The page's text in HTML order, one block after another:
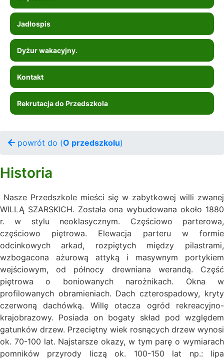
Jadłospis
Dyżur wakacyjny.
Kontakt
Rekrutacja do Przedszkola
powrót do (O przedszkolu)
Historia
Nasze Przedszkole mieści się w zabytkowej willi zwanej
WILLĄ SZARSKICH. Została ona wybudowana około 1880
r. w stylu neoklasycznym. Częściowo parterowa,
częściowo piętrowa. Elewacja parteru w formie
odcinkowych arkad, rozpiętych między pilastrami,
wzbogacona ażurową attyką i masywnym portykiem
wejściowym, od północy drewniana werandą. Część
piętrowa o boniowanych narożnikach. Okna w
profilowanych obramieniach. Dach czterospadowy, kryty
czerwoną dachówką. Willę otacza ogród rekreacyjno-
krajobrazowy. Posiada on bogaty skład pod względem
gatunków drzew. Przeciętny wiek rosnących drzew wynosi
ok. 70-100 lat. Najstarsze okazy, w tym parę o wymiarach
pomników przyrody liczą ok. 100-150 lat np.: lipa